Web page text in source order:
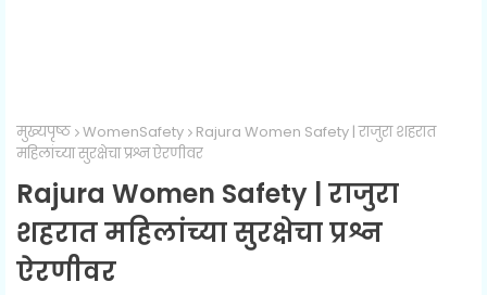
मुख्यपृष्ठ WomenSafety
Rajura Women Safety | राजुरा शहरात
महिलांच्या सुरक्षेचा प्रश्न ऐरणीवर
Rajura Women Safety | राजुरा
शहरात महिलांच्या सुरक्षेचा प्रश्न
ऐरणीवर